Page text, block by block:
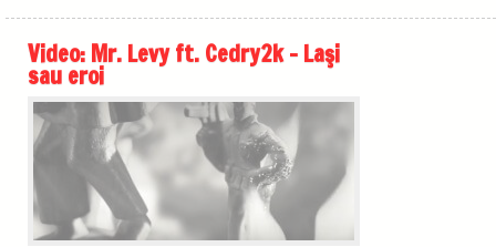
Video: Mr. Levy ft. Cedry2k – Laşi
sau eroi